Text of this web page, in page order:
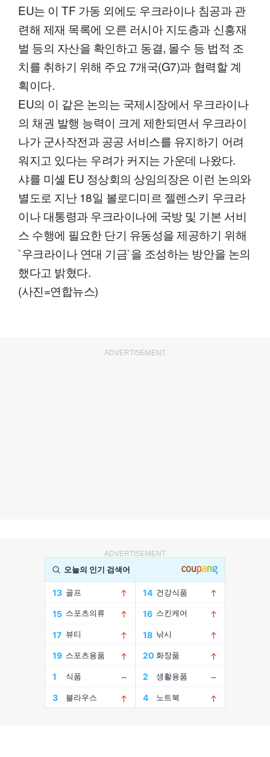
EU는 이 TF 가동 외에도 우크라이나 침공과 관
련해 제재 목록에 오른 러시아 지도층과 신흥재
벌 등의 자산을 확인하고 동결, 몰수 등 법적 조
치를 취하기 위해 주요 7개국(G7)과 협력할 계
획이다.
EU의 이 같은 논의는 국제시장에서 우크라이나
의 채권 발행 능력이 크게 제한되면서 우크라이
나가 군사작전과 공공 서비스를 유지하기 어려
워지고 있다는 우려가 커지는 가운데 나왔다.
샤를 미셸 EU 정상회의 상임의장은 이런 논의와
별도로 지난 18일 볼로디미르 젤렌스키 우크라
이나 대통령과 우크라이나에 국방 및 기본 서비
스 수행에 필요한 단기 유동성을 제공하기 위해
`우크라이나 연대 기금`을 조성하는 방안을 논의
했다고 밝혔다.
(사진=연합뉴스)
ADVERTISEMENT
ADVERTISEMENT